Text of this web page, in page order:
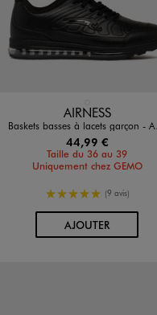
Disponible en 1 coloris
AIRNESS
Baskets basses à lacets garçon - Airness
44,99 €
Taille du 36 au 39
Uniquement chez GEMO
5/5 de moyenne
(9 avis)
AJOUTERAU PANIER